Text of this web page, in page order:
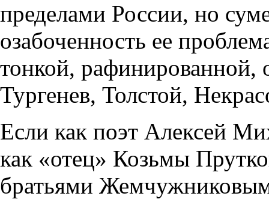
пределами России, но
озабоченность ее
тонкой, рафинированной,
Тургенев, Толстой,
Если как поэт Алексей
как «отец» Козьмы
братьями